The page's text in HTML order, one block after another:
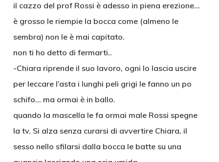
il cazzo del prof Rossi è adesso in piena erezione…
è grosso le riempie la bocca come (almeno le
sembra) non le è mai capitato.
non ti ho detto di fermarti..
-Chiara riprende il suo lavoro, ogni lo lascia uscire
per leccare l’asta i lunghi peli grigi le fanno un po
schifo… ma ormai è in ballo.
quando la mascella le fa ormai male Rossi spegne
la tv. Si alza senza curarsi di avvertire Chiara, il
sesso nello sfilarsi dalla bocca le batte su una